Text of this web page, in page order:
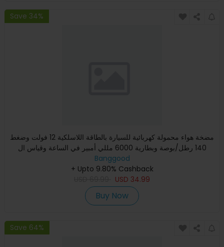
Save 34%
مضخة هواء محمولة كهربائية للسيارة بالطاقة اللاسلكية 12 فولت وضغط
140 رطل/بوصة وبطارية 6000 مللي أمبير في الساعة وقياس ال
Banggood
+ Upto 9.80% Cashback
USD 34.99
Buy Now
Save 64%